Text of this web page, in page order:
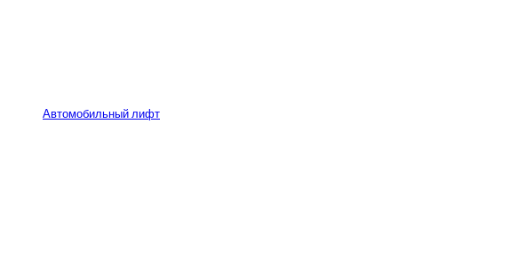
Автомобильный лифт